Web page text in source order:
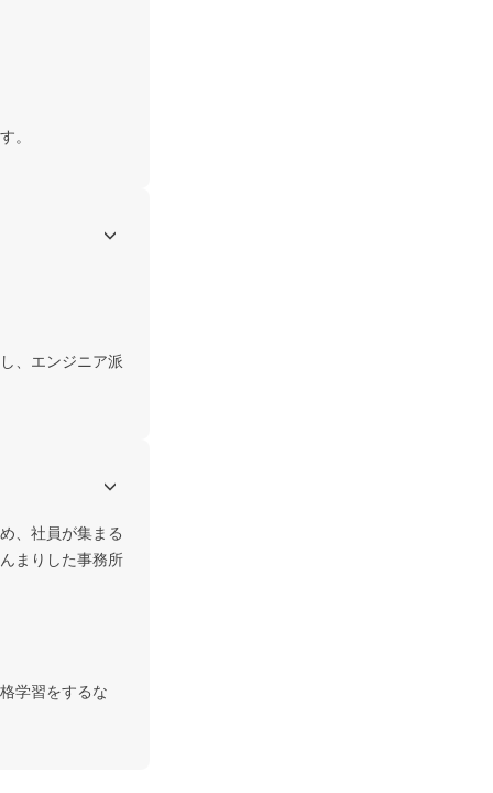
。
、エンジニア派
、社員が集まる
まりした事務所
学習をするな